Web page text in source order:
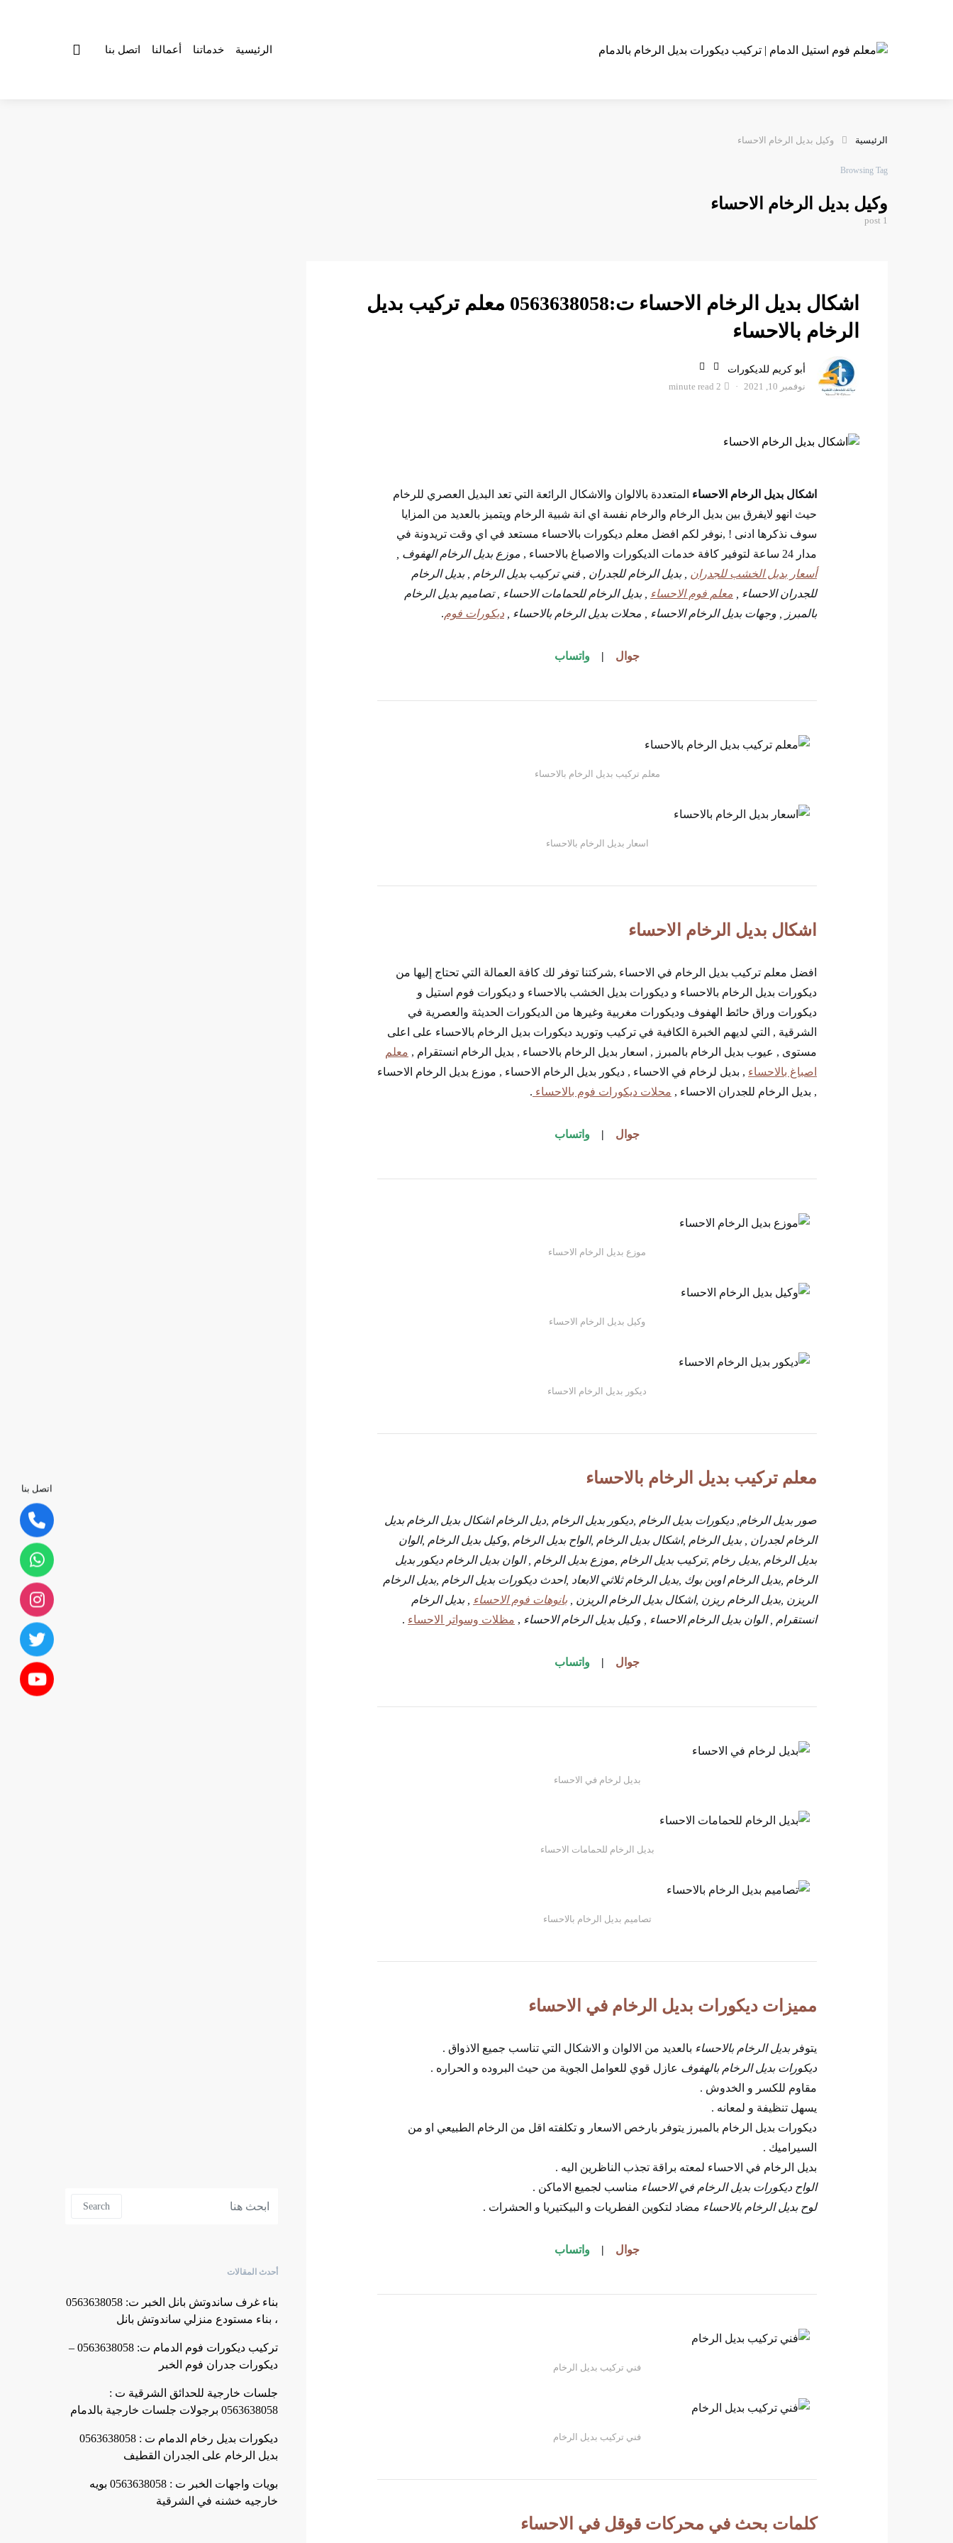
الرئيسية خدماتنا أعمالنا اتصل بنا
الرئيسية وكيل بديل الرخام الاحساء
Browsing Tag
وكيل بديل الرخام الاحساء
1 post
اشكال بديل الرخام الاحساء ت:0563638058 معلم تركيب بديل
الرخام بالاحساء
أبو كريم للديكورات
نوفمبر 10, 2021
2 minute read
اشكال بديل الرخام الاحساء المتعددة بالالوان والاشكال الرائعة التي تعد البديل العصري للرخام
حيث انهو لايفرق بين بديل الرخام والرخام نفسة اي انة شبية الرخام ويتميز بالعديد من المزايا
سوف نذكرها ادنى ! ,نوفر لكم افضل معلم ديكورات بالاحساء مستعد في اي وقت تريدونة في
مدار 24 ساعة لتوفير كافة خدمات الديكورات والاصباغ بالاحساء ,
موزع بديل الرخام الهفوف ,
أسعار بديل الخشب للجدران , بديل الرخام للجدران , فني تركيب بديل الرخام , بديل الرخام
للجدران الاحساء , معلم فوم الاحساء , بديل الرخام للحمامات الاحساء , تصاميم بديل الرخام
بالمبرز , وجهات بديل الرخام الاحساء , محلات بديل الرخام بالاحساء , ديكورات فوم.
جوال | واتساب
معلم تركيب بديل الرخام بالاحساء
اسعار بديل الرخام بالاحساء
اشكال بديل الرخام الاحساء
افضل معلم تركيب بديل الرخام في الاحساء ,شركتنا توفر لك كافة العمالة التي تحتاج إليها من
ديكورات بديل الرخام بالاحساء و ديكورات بديل الخشب بالاحساء و ديكورات فوم استيل و
ديكورات وراق حائط الهفوف وديكورات مغربية وغيرها من الديكورات الحديثة والعصرية في
الشرقية , التي لديهم الخبرة الكافية في تركيب وتوريد ديكورات بديل الرخام بالاحساء على اعلى
مستوى , عيوب بديل الرخام بالمبرز , اسعار بديل الرخام بالاحساء , بديل الرخام انستقرام , معلم
اصباغ بالاحساء , بديل لرخام في الاحساء , ديكور بديل الرخام الاحساء , موزع بديل الرخام الاحساء
, بديل الرخام للجدران الاحساء , محلات ديكورات فوم بالاحساء .
جوال | واتساب
موزع بديل الرخام الاحساء
وكيل بديل الرخام الاحساء
ديكور بديل الرخام الاحساء
معلم تركيب بديل الرخام بالاحساء
صور بديل الرخام, ديكورات بديل الرخام ,ديكور بديل الرخام ,ديل الرخام اشكال بديل الرخام بديل
الرخام لجدران , بديل الرخام ,اشكال بديل الرخام ,الواح بديل الرخام ,وكيل بديل الرخام ,الوان
بديل الرخام ,بديل رخام ,تركيب بديل الرخام ,موزع بديل الرخام , الوان بديل الرخام ديكور بديل
الرخام ,بديل الرخام اوبن بوك ,بديل الرخام ثلاثي الابعاد ,احدث ديكورات بديل الرخام ,بديل الرخام
الريزن ,بديل الرخام ريزن ,اشكال بديل الرخام الريزن , بانوهات فوم الاحساء , بديل الرخام
انستقرام , الوان بديل الرخام الاحساء , وكيل بديل الرخام الاحساء , مظلات وسواتر الاحساء .
جوال | واتساب
بديل لرخام في الاحساء
بديل الرخام للحمامات الاحساء
تصاميم بديل الرخام بالاحساء
مميزات ديكورات بديل الرخام في الاحساء
يتوفربديل الرخام بالاحساء بالعديد من الالوان و الاشكال التي تناسب جميع الاذواق .
ديكورات بديل الرخام بالهفوف عازل قوي للعوامل الجوية من حيث البروده و الحراره .
مقاوم للكسر و الخدوش .
يسهل تنظيفة و لمعانه .
ديكورات بديل الرخام بالمبرز يتوفر بارخص الاسعار و تكلفته اقل من الرخام الطبيعي او من
السيراميك .
بديل الرخام في الاحساء لمعته براقة تجذب الناظرين اليه .
الواح ديكورات بديل الرخام في الاحساء مناسب لجميع الاماكن .
لوح بديل الرخام بالاحساء مضاد لتكوين الفطريات و البيكتيريا و الحشرات .
جوال | واتساب
فني تركيب بديل الرخام
فني تركيب بديل الرخام
كلمات بحث في محركات قوقل في الاحساء
Search
أحدث المقالات
بناء غرف ساندوتش بانل الخبر ت: 0563638058
، بناء مستودع منزلي ساندوتش بانل
تركيب ديكورات فوم الدمام ت: 0563638058 –
ديكورات جدران فوم الخبر
جلسات خارجية للحدائق الشرقية ت :
0563638058 برجولات جلسات خارجية بالدمام
ديكورات بديل رخام الدمام ت : 0563638058
بديل الرخام على الجدران القطيف
بويات واجهات الخبر ت : 0563638058 بويه
خارجيه خشنه في الشرقية
اتصل بنا